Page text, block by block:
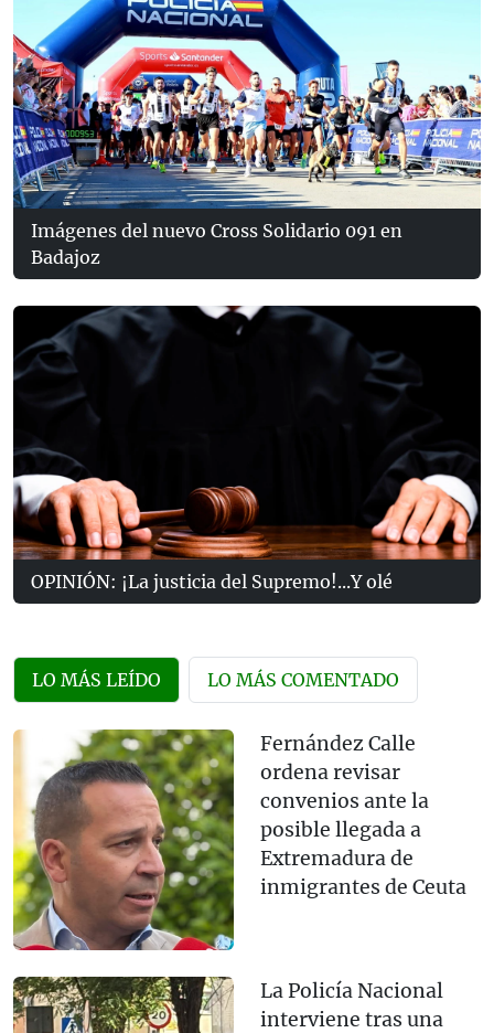
Imágenes del nuevo Cross Solidario 091 en
Badajoz
OPINIÓN: ¡La justicia del Supremo!...Y olé
LO MÁS LEÍDO LO MÁS COMENTADO
Fernández Calle
ordena revisar
convenios ante la
posible llegada a
Extremadura de
inmigrantes de Ceuta
La Policía Nacional
interviene tras una